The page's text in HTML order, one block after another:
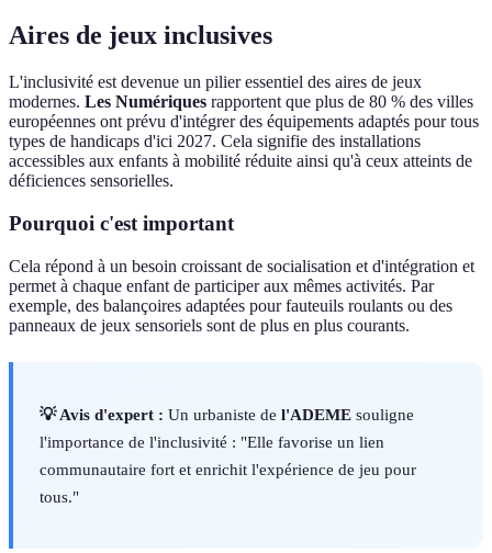
Aires de jeux inclusives
L'inclusivité est devenue un pilier essentiel des aires de jeux
modernes. Les Numériques rapportent que plus de 80 % des villes
européennes ont prévu d'intégrer des équipements adaptés pour tous
types de handicaps d'ici 2027. Cela signifie des installations
accessibles aux enfants à mobilité réduite ainsi qu'à ceux atteints de
déficiences sensorielles.
Pourquoi c'est important
Cela répond à un besoin croissant de socialisation et d'intégration et
permet à chaque enfant de participer aux mêmes activités. Par
exemple, des balançoires adaptées pour fauteuils roulants ou des
panneaux de jeux sensoriels sont de plus en plus courants.
💡 Avis d'expert : Un urbaniste de l'ADEME souligne
l'importance de l'inclusivité : "Elle favorise un lien
communautaire fort et enrichit l'expérience de jeu pour
tous."